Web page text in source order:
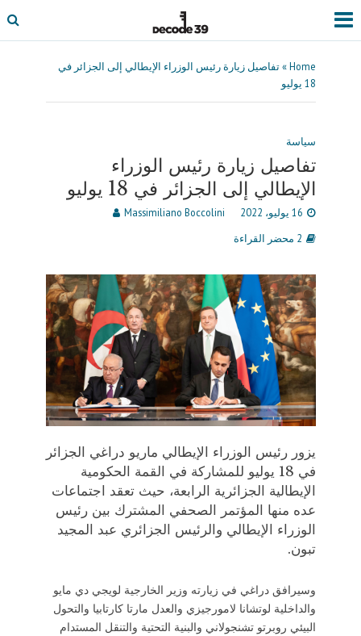
Home
»تفاصيل زيارة رئيس الوزراء الإيطالي إلى الجزائر في
18 يوليو
سياسة
تفاصيل زيارة رئيس الوزراء
الإيطالي إلى الجزائر في 18 يوليو
16 يوليو، 2022
Massimiliano Boccolini
2 محضر القراءة
يزور رئيس الوزراء الإيطالي ماريو دراغي الجزائر
في 18 يوليو للمشاركة في القمة الحكومية
الإيطالية الجزائرية الرابعة، حيث تعقد اجتماعات
عده منها المؤتمر الصحفي المشترك بين رئيس
الوزراء الإيطالي والرئيس الجزائري عبد المجيد
تبون.
وسيرافق دراغي في زيارته وزير الخارجية لويجي دي مايو
والداخلية لوتشانا لامورجيزي والعدل مارتا كارتابيا والتحول
البيئي روبرتو تشنجولاني والبنية التحتية والتنقل المستدام